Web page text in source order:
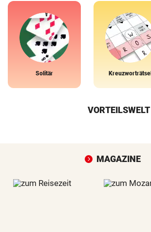
Solitär Kreuzworträtsel
VORTEILSWELT
MAGAZINE